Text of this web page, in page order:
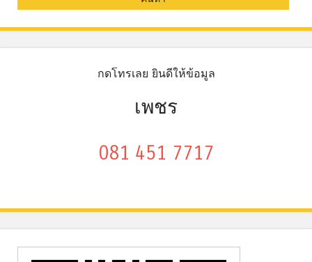
กดโทรเลย ยินดีให้ข้อมูล
เพชร
081 451 7717